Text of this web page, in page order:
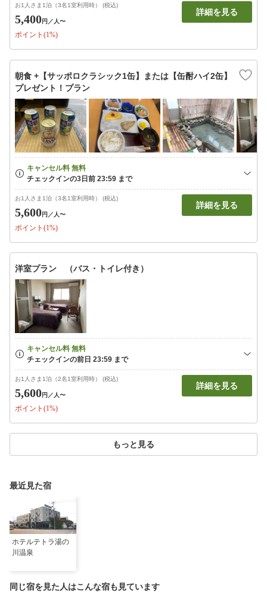
お1人さま1泊（3名1室利用時） (税込)
5,400円 ／人〜
ポイント(1%)
詳細を見る
朝食 +【サッポロクラシック1缶】または【缶酎ハイ2缶】
プレゼント！プラン
お1人さま1泊（3名1室利用時） (税込)
5,600円 ／人〜
ポイント(1%)
詳細を見る
洋室プラン （バス・トイレ付き）
お1人さま1泊（2名1室利用時） (税込)
5,600円 ／人〜
ポイント(1%)
詳細を見る
もっと見る
最近見た宿
ホテルテトラ湯の
川温泉
同じ宿を見た人はこんな宿も見ています